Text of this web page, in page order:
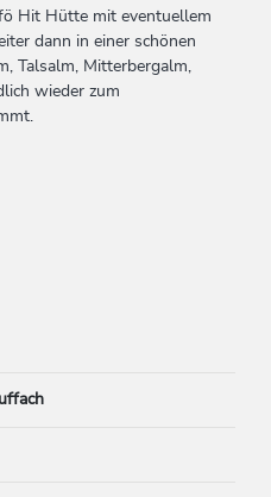
Hit Hütte mit eventuellem
dann in einer schönen
Talsalm, Mitterbergalm,
wieder zum